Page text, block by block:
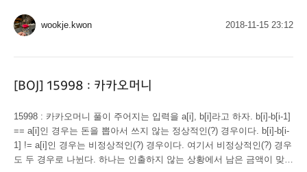
wookje.kwon 2018-11-15 23:12
[BOJ] 15998 : 카카오머니
15998 : 카카오머니 풀이 주어지는 입력을 a[i], b[i]라고 하자. b[i]-b[i-1]
== a[i]인 경우는 돈을 뽑아서 쓰지 않는 정상적인(?) 경우이다. b[i]-b[i-
1] != a[i]인 경우는 비정상적인(?) 경우이다. 여기서 비정상적인(?) 경우
도 두 경우로 나뉜다. 하나는 인출하지 않는 상황에서 남은 금액이 맞지